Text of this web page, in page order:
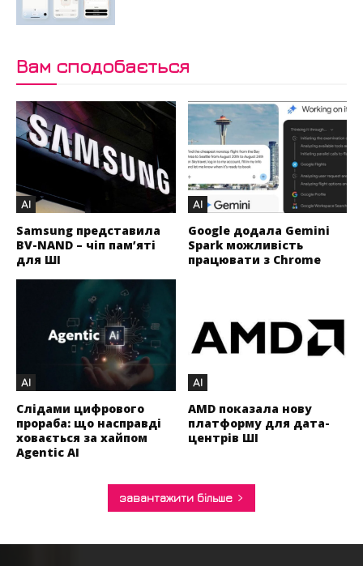
Вам сподобається
AI
Samsung представила
BV-NAND – чіп пам’яті
для ШІ
AI
Google додала Gemini
Spark можливість
працювати з Chrome
AI
Слідами цифрового
прораба: що насправді
ховається за хайпом
Agentic AI
AI
AMD показала нову
платформу для дата-
центрів ШІ
завантажити більше